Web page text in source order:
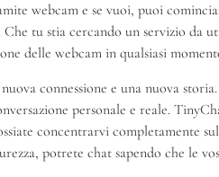
webcam e se vuoi, puoi
tu stia cercando un servizio da
delle webcam in qualsiasi
connessione e una nuova
personale e reale.
concentrarvi completamente
potrete chat sapendo che le